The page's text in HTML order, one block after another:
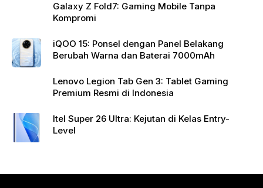
Galaxy Z Fold7: Gaming Mobile Tanpa
Kompromi
iQOO 15: Ponsel dengan Panel Belakang
Berubah Warna dan Baterai 7000mAh
Lenovo Legion Tab Gen 3: Tablet Gaming
Premium Resmi di Indonesia
Itel Super 26 Ultra: Kejutan di Kelas Entry-
Level